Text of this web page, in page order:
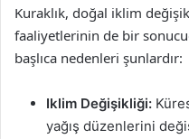
Kuraklık, doğal iklim
faaliyetlerinin de bir
başlıca nedenleri şunlardır:
Iklim Değişikliği:
yağış düzenlerini